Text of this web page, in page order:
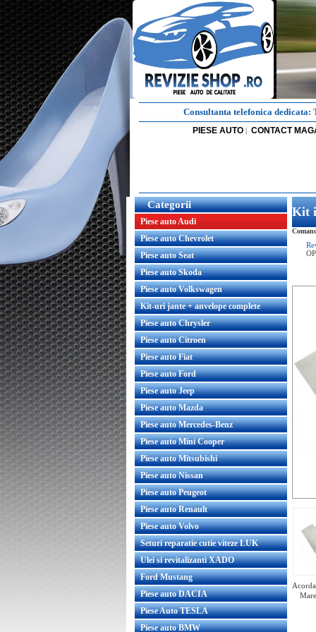
Consultanta telefonica dedicata:
PIESE AUTO | CONTACT
Categorii
Piese auto Audi
Piese auto Chevrolet
Piese auto Seat
Piese auto Skoda
Piese auto Volkswagen
Kit-uri jante + anvelope complete
Piese auto Chrysler
Piese auto Citroen
Piese auto Fiat
Piese auto Ford
Piese auto Jeep
Piese auto Mazda
Piese auto Mercedes-Benz
Piese auto Mini Cooper
Piese auto Mitsubishi
Piese auto Nissan
Piese auto Peugeot
Piese auto Renault
Piese auto Volvo
Seturi reparatie cutie viteze LUK
Ulei si revitalizanti XADO
Ford Mustang
Piese auto DACIA
Piese Auto TESLA
Piese auto BMW
Kit